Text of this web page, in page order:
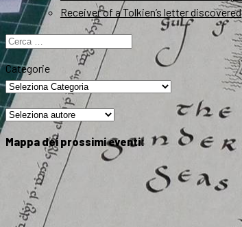
Receiver of a Tolkien’s letter discovered
Ricerca
per:
Categorie
Mappa dei prossimi eventi: